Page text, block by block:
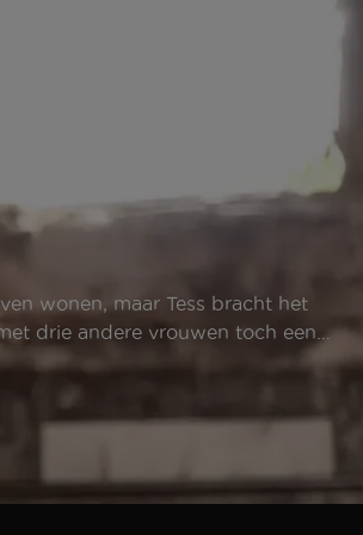
wonen, maar Tess bracht het
drie andere vrouwen toch een